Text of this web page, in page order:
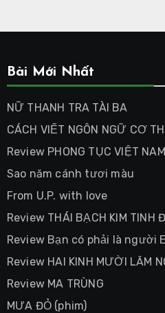
Bài Mới Nhất
NỮ THANH TRA TÀI BA
CÁCH VIẾT NGÔN NGỮ CƠ
Review PHONG TỤC VIỆT NAM
Sao năm cánh tươi màu
From U.P. with love
Review THÁI BẠCH KIM TINH
Review Bạn có phải là người
Review HAI KINH MƯỜI LĂM
Review MA TRÙNG
MƯA ĐỎ (phim)